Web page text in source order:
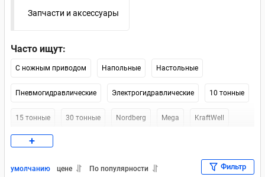
Запчасти и аксессуары
Часто ищут:
С ножным приводом Напольные Настольные
Пневмогидравлические Электрогидравлические 10 тонные
15 тонные 30 тонные Nordberg Mega KraftWell
Werther-OMA
Напольный 30 тонн Напольные 20 тонн
+
умолчанию цене По популярности Фильтр